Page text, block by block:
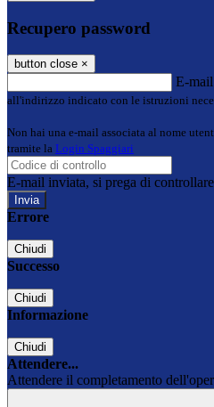
Recupero password
button close ×
E-mail
all'indirizzo indicato con le istruzioni
Non hai una e-mail associata al nome
tramite la Login Spaggiari
E-mail inviata, si prega di
Errore
Chiudi
Successo
Chiudi
Informazione
Chiudi
Attendere...
Attendere il completamento